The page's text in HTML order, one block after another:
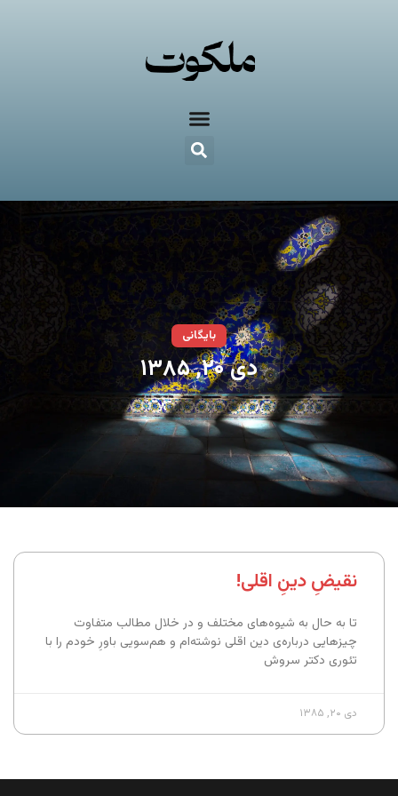
بایگانی
دی ۲۰, ۱۳۸۵
نقیضِ دینِ اقلی!
تا به حال به شیوه‌های مختلف و در خلال مطالب متفاوت
چیزهایی درباره‌ی دین اقلی نوشته‌ام و هم‌سویی باورِ خودم را با
تئوری دکتر سروش
دی ۲۰, ۱۳۸۵